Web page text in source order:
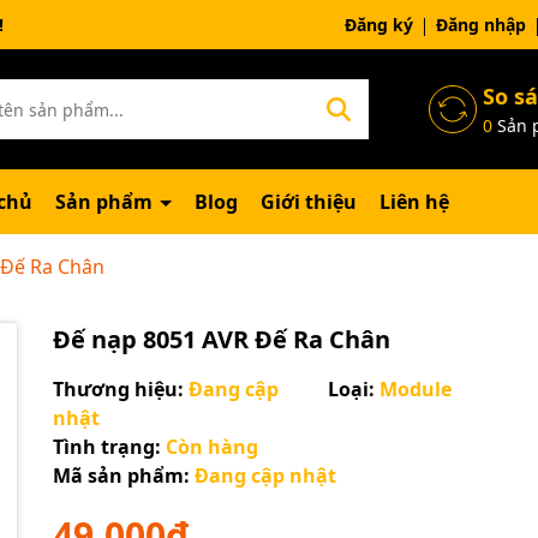
chờ đợi bạn Đăng ký Đăng nhập
So
0Sản
Sản phẩm Blog Giới thiệu Liên hệ
Ra Chân
Đế nạp 8051 AVR Đế Ra Chân
Thương hiệu: Đang cập
nhật
Loại: Module
Tình trạng: Còn hàng
Mã sản phẩm: Đang cập nhật